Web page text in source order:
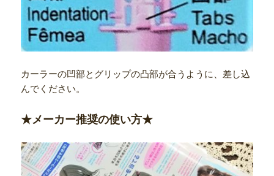
カーラーの凹部とグリップの凸部が合うように、差し込
んでください。
★メーカー推奨の使い方★